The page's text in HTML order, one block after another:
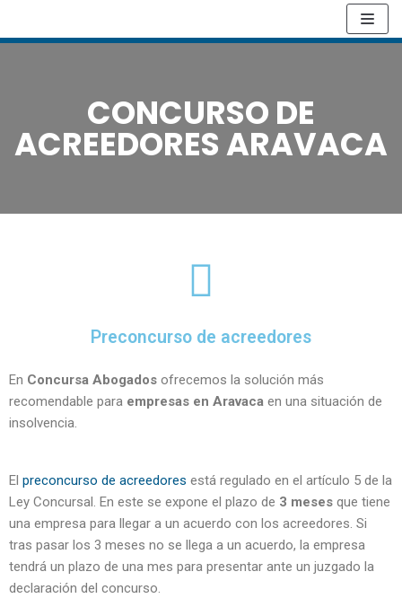
Saltar
CONCURSO DE
ACREEDORES ARAVACA
Preconcurso de acreedores
En Concursa Abogados ofrecemos la solución más
recomendable para empresas en Aravaca en una situación de
insolvencia.
El preconcurso de acreedores está regulado en el artículo 5 de la
Ley Concursal. En este se expone el plazo de 3 meses que tiene
una empresa para llegar a un acuerdo con los acreedores. Si
tras pasar los 3 meses no se llega a un acuerdo, la empresa
tendrá un plazo de una mes para presentar ante un juzgado la
declaración del concurso.